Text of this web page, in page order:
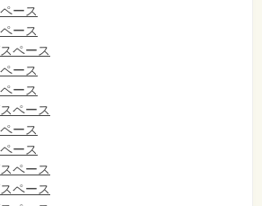
ース
ース
ペース
ース
ース
ペース
ース
ース
ペース
ペース